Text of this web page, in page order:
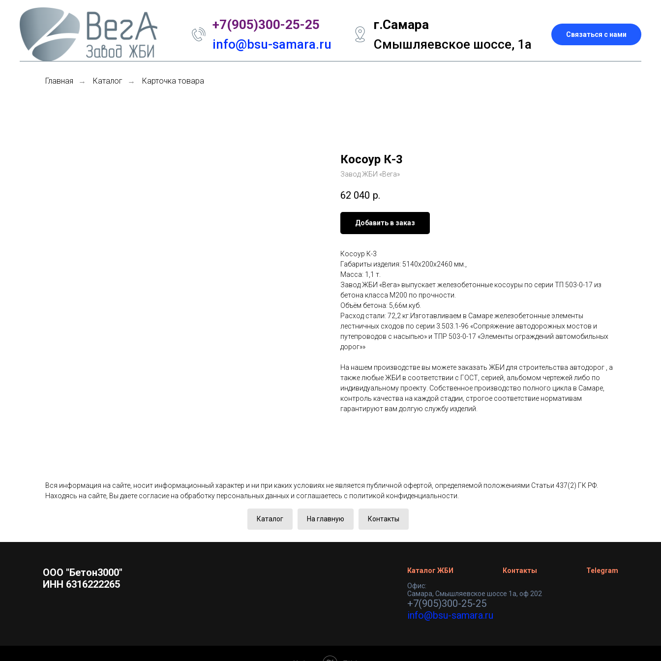
+7(905)300-25-25
info@bsu-samara.ru
г.Самара
Смышляевское шоссе, 1а
Связаться с нами
Главная → Каталог → Карточка товара
Косоур К-3
Завод ЖБИ «Вега»
62 040 р.
Добавить в заказ
Косоур К-3
Габариты изделия: 5140x200x2460 мм.,
Масса: 1,1 т.
Завод ЖБИ «Вега» выпускает железобетонные косоуры по серии ТП 503-0-17 из
бетона класса М200 по прочности.
Объём бетона: 5,66м.куб.
Расход стали: 72,2 кг.Изготавливаем в Самаре железобетонные элементы
лестничных сходов по серии 3.503.1-96 «Сопряжение автодорожных мостов и
путепроводов с насыпью» и ТПР 503-0-17 «Элементы ограждений автомобильных
дорог»»
На нашем производстве вы можете заказать ЖБИ для строительства автодорог , а
также любые ЖБИ в соответствии с ГОСТ, серией, альбомом чертежей либо по
индивидуальному проекту. Собственное производство полного цикла в Самаре,
контроль качества на каждой стадии, строгое соответствие нормативам
гарантируют вам долгую службу изделий.
Вся информация на сайте, носит информационный характер и ни при каких условиях не является публичной офертой, определяемой положениями Статьи 437(2) ГК РФ.
Находясь на сайте, Вы даете согласие на обработку персональных данных и соглашаетесь c политикой конфиденциальности.
Каталог На главную Контакты
ООО "Бетон3000"
ИНН 6316222265
Каталог ЖБИ Контакты
Telegram
Офис:
Самара, Смышляевское шоссе 1а, оф 202
+7(905)300-25-25
info@bsu-samara.ru